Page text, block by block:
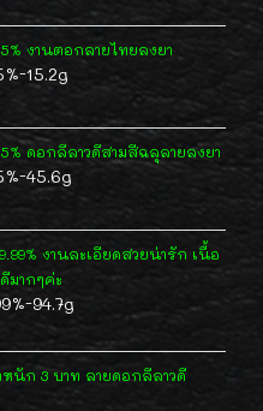
งานตอกลายไทยลงยา
15.2g
ดอกลีลาวดีสามสีฉลุลายลงยา
45.6g
งานละเอียดสวยน่ารัก เนื้อ
มากๆค่ะ
94.7g
หนัก 3 บาท ลายดอกลีลาวดี